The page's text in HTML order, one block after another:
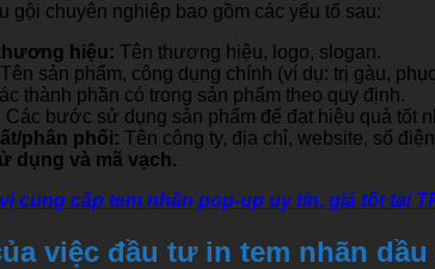
gội chuyên nghiệp bao gồm các yếu tố sau:
hiệu: Tên thương hiệu, logo, slogan.
Tên sản phẩm, công dụng chính (ví dụ: trị gàu,
thành phần có trong sản phẩm theo quy định.
Các bước sử dụng sản phẩm để đạt hiệu quả tốt
phân phối: Tên công ty, địa chỉ, website, số
dụng và mã vạch.
cung cấp tem nhãn pop-up uy tín, giá tốt tại
việc đầu tư in tem nhãn